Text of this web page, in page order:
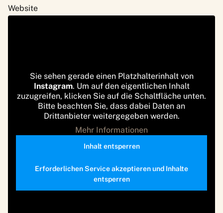
Website
Sie sehen gerade einen Platzhalterinhalt von
Instagram. Um auf den eigentlichen Inhalt
zuzugreifen, klicken Sie auf die Schaltfläche unten.
Bitte beachten Sie, dass dabei Daten an
Drittanbieter weitergegeben werden.
Mehr Informationen
Inhalt entsperren
Erforderlichen Service akzeptieren und Inhalte
entsperren